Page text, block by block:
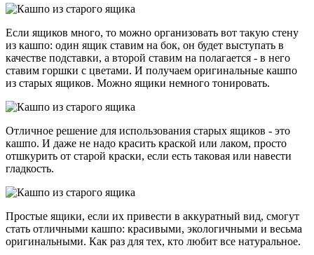
Если ящиков много, то можно организовать вот такую стену
из кашпо: один ящик ставим на бок, он будет выступать в
качестве подставки, а второй ставим на полагается - в него
ставим горшки с цветами. И получаем оригинальные кашпо
из старых ящиков. Можно ящики немного тонировать.
Отличное решение для использования старых ящиков - это
кашпо. И даже не надо красить краской или лаком, просто
отшкурить от старой краски, если есть таковая или навести
гладкость.
Простые ящики, если их привести в аккуратный вид, смогут
стать отличными кашпо: красивыми, экологичными и весьма
оригинальными. Как раз для тех, кто любит все натуральное.